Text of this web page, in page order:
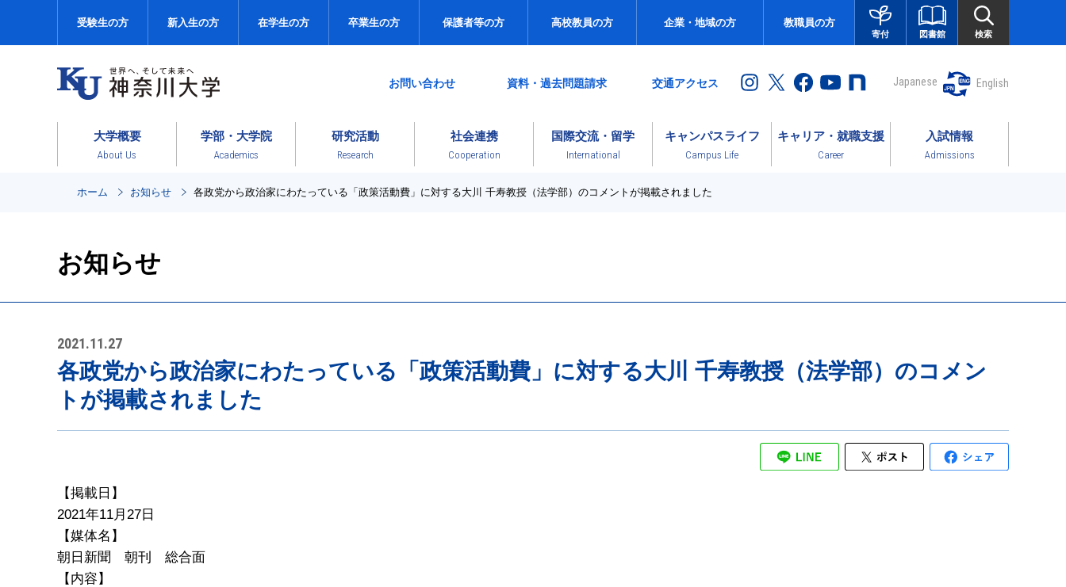
受験生の方 新入生の方 在学生の方 卒業生の方 保護者等の方 高校教員の方 企業・地域の方 教職員の方
寄付 図書館 検索
お問い合わせ 資料・過去問題請求 交通アクセス Japanese English
大学概要
About Us
学部・大学院
Academics
研究活動
Research
社会連携
Cooperation
国際交流・留学
International
キャンパスライフ
Campus Life
キャリア・就職支援
Career
入試情報
Admissions
ホーム お知らせ 各政党から政治家にわたっている「政策活動費」に対する大川 千寿教授（法学部）のコメントが掲載されました
お知らせ
2021.11.27
各政党から政治家にわたっている「政策活動費」に対する大川 千寿教授（法学部）のコメン
トが掲載されました
【掲載日】
2021年11月27日
【媒体名】
朝日新聞 朝刊 総合面
【内容】